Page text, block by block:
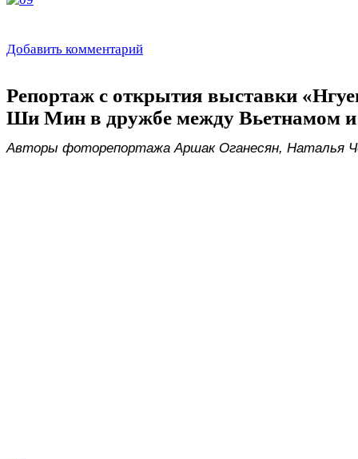
Добавить комментарий
Репортаж с открытия выставки
Ши Мин в дружбе между Вьетнамом и
Авторы фоторепортажа Аршак Оганесян, Наталья